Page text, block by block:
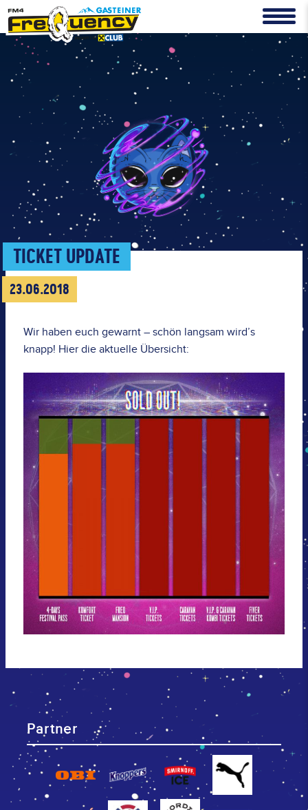
TICKET UPDATE
23.06.2018
Wir haben euch gewarnt – schön langsam wird’s
knapp! Hier die aktuelle Übersicht:
Partner